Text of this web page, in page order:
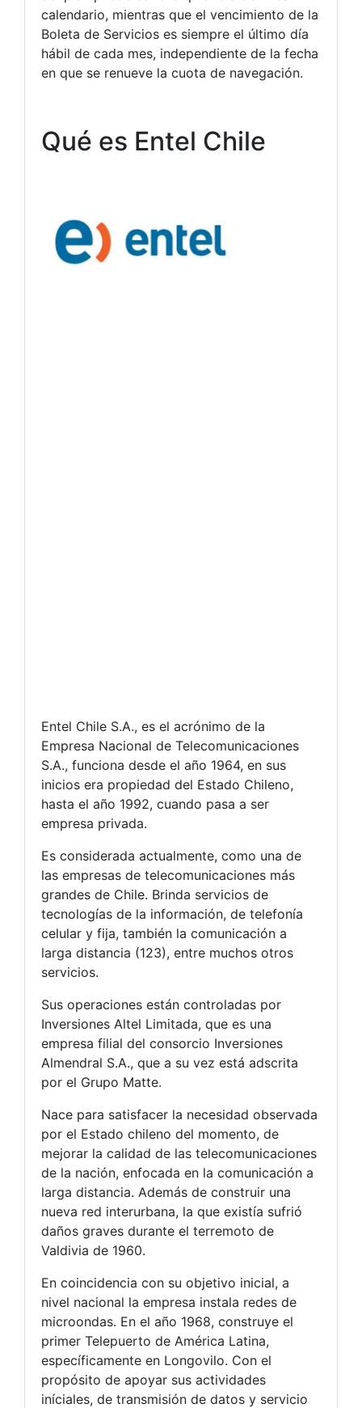
calendario, mientras que el vencimiento de la
Boleta de Servicios es siempre el último día
hábil de cada mes, independiente de la fecha
en que se renueve la cuota de navegación.
Qué es Entel Chile
Entel Chile S.A., es el acrónimo de la
Empresa Nacional de Telecomunicaciones
S.A., funciona desde el año 1964, en sus
inicios era propiedad del Estado Chileno,
hasta el año 1992, cuando pasa a ser
empresa privada.
Es considerada actualmente, como una de
las empresas de telecomunicaciones más
grandes de Chile. Brinda servicios de
tecnologías de la información, de telefonía
celular y fija, también la comunicación a
larga distancia (123), entre muchos otros
servicios.
Sus operaciones están controladas por
Inversiones Altel Limitada, que es una
empresa filial del consorcio Inversiones
Almendral S.A., que a su vez está adscrita
por el Grupo Matte.
Nace para satisfacer la necesidad observada
por el Estado chileno del momento, de
mejorar la calidad de las telecomunicaciones
de la nación, enfocada en la comunicación a
larga distancia. Además de construir una
nueva red interurbana, la que existía sufrió
daños graves durante el terremoto de
Valdivia de 1960.
En coincidencia con su objetivo inicial, a
nivel nacional la empresa instala redes de
microondas. En el año 1968, construye el
primer Telepuerto de América Latina,
específicamente en Longovilo. Con el
propósito de apoyar sus actividades
iníciales, de transmisión de datos y servicio